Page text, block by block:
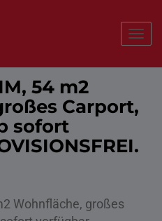
54 m2
Carport,
sofort